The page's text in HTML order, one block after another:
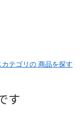
カテゴリの 商品を探す
す